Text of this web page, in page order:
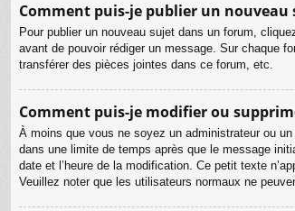
Comment puis-je publier un nouveau
Pour publier un nouveau sujet dans un forum,
avant de pouvoir rédiger un message. Sur chaque
transférer des pièces jointes dans ce forum, etc.
Comment puis-je modifier ou
À moins que vous ne soyez un administrateur ou
dans une limite de temps après que le message
date et l’heure de la modification. Ce petit texte
Veuillez noter que les utilisateurs normaux ne